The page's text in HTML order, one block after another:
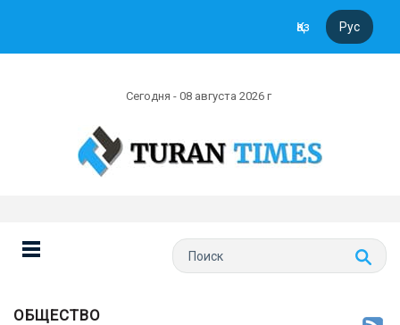
Қаз Рус
Сегодня - 08 августа 2026 г
ОБЩЕСТВО